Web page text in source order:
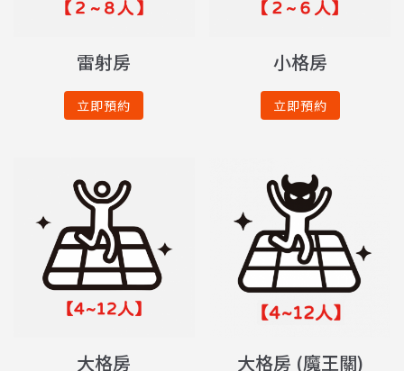
雷射房
立即預約
小格房
立即預約
大格房 大格房 (魔王關)